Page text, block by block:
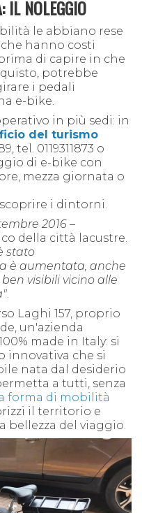
IL NOLEGGIO
le abbiano rese
hanno costi
di capire in che
, potrebbe
i pedali
e-bike.
in più sedi: in
del turismo
tel. 0119311873 o
di e-bike con
mezza giornata o
i dintorni.
2016 –
della città lacustre.
stato
è aumentata , anche
ben visibili vicino alle
"
Laghi 157, proprio
un'azienda
made in Italy: si
innovativa che si
nata dal desiderio
a tutti, senza
forma di mobilità
il territorio e
bellezza del viaggio.